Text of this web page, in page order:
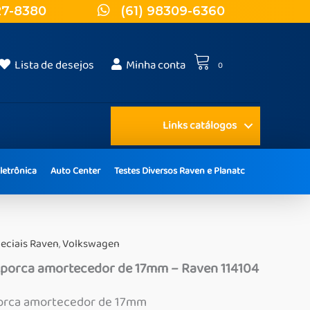
8380 (61) 98309-6360
Lista de desejos Minha conta 0
Links catálogos
Auto Center Testes Diversos Raven e Planatc
Raven,Volkswagen
amortecedor de 17mm – Raven 114104
amortecedor de 17mm